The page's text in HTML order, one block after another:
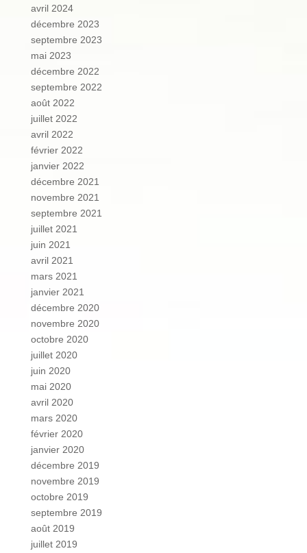
avril 2024
décembre 2023
septembre 2023
mai 2023
décembre 2022
septembre 2022
août 2022
juillet 2022
avril 2022
février 2022
janvier 2022
décembre 2021
novembre 2021
septembre 2021
juillet 2021
juin 2021
avril 2021
mars 2021
janvier 2021
décembre 2020
novembre 2020
octobre 2020
juillet 2020
juin 2020
mai 2020
avril 2020
mars 2020
février 2020
janvier 2020
décembre 2019
novembre 2019
octobre 2019
septembre 2019
août 2019
juillet 2019